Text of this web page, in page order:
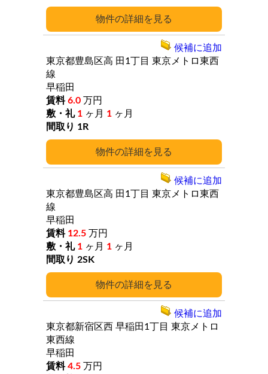
詳細
詳細
東京都豊島区高 田1丁目 東京メトロ東西
線
早稲田
6.0 万円
1 ヶ月 1 ヶ月
1R
候補に追加
詳細
東京都豊島区高 田1丁目 東京メトロ東西
線
早稲田
12.5 万円
1 ヶ月 1 ヶ月
2SK
候補に追加
東京都新宿区西 早稲田1丁目 東京メトロ
東西線
早稲田
4.5 万円
候補に追加